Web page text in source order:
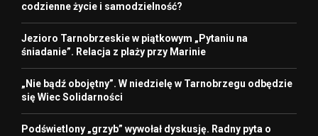
codzienne życie i samodzielność?
Jezioro Tarnobrzeskie w piątkowym „Pytaniu na
śniadanie”. Relacja z plaży przy Marinie
„Nie bądź obojętny”. W niedzielę w Tarnobrzegu odbędzie
się Wiec Solidarności
Podświetlony „grzyb” wywołał dyskusję. Radny pyta o